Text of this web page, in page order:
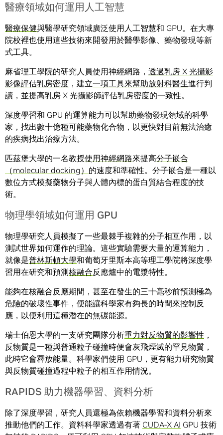
醫療領域如何運用人工智慧
醫療保健與醫學研究領域廣泛使用人工智慧和 GPU。在大專
院校裡也使用這些技術來開發用於醫學影像、藥物發現等新
式工具。
麻省理工學院的研究人員使用神經網路， 透過乳房 X 光攝影
影像評估乳房密度 ，建立一項工具來幫助放射科醫生進行判
讀，並提高乳房 X 光攝影師評估乳房密度的一致性。
深度學習和 GPU 的運算能力可以幫助藥物發現領域的科學
家，找出數十億種可能藥物化合物，以更快對目前無法治癒
的疾病找出治療方法。
匹茲堡大學的一名教授使用神經網路來提高分子嵌合
（molecular docking） 的速度和準確性。分子嵌合是一種以
數位方式模擬藥物分子與人體內標的蛋白質結合程度的技
術。
物理學領域如何運用 GPU
物理學研究人員模擬了一些最棘手複雜的分子相互作用，以
測試世界如何運作的理論。這些實驗需要大量的運算能力，
就像是普林斯頓大學和葡萄牙里斯本高等理工學院將深度學
習用在研究和預測核融合反應爐中的電漿特性。
能夠在核融合反應期間，甚至在發生的三十毫秒前預測極為
危險的破壞性事件，便能讓科學家有夠長的時間來控制反
應，以便利用這種潛在的無碳能源。
瑞士伯恩大學的一支研究團隊分析重力對反物質的影響性 ，
反物質是一種與普通粒子碰撞時便會灰飛煙滅的罕見物質，
此時它會釋放能量。科學家們使用 GPU，更有能力研究物質
與反物質碰撞過程中粒子的相互作用情況。
RAPIDS 助力機器學習、資料分析
除了深度學習，研究人員還極為依賴機器學習和資料分析來
推動他們的工作。資料科學家透過有著 CUDA-X AI GPU 技術